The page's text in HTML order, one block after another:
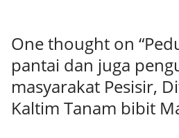
One thought on “
pantai dan juga
masyarakat Pesisir,
Kaltim Tanam bibit